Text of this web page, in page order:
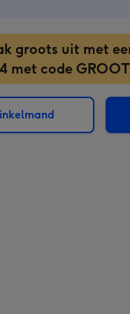
groots uit met
met code